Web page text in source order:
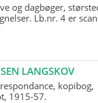
og dagbøger,
Lb.nr. 4 er
LANGSKOV
kopibog,
1915-57.